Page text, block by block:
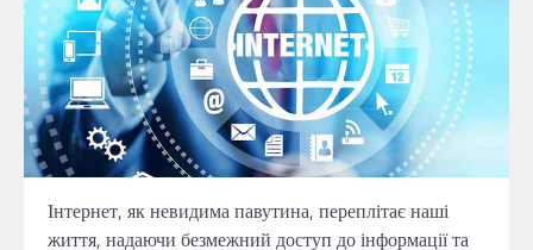
Інтернет, як невидима павутина, переплітає наші
життя, надаючи безмежний доступ до інформації та